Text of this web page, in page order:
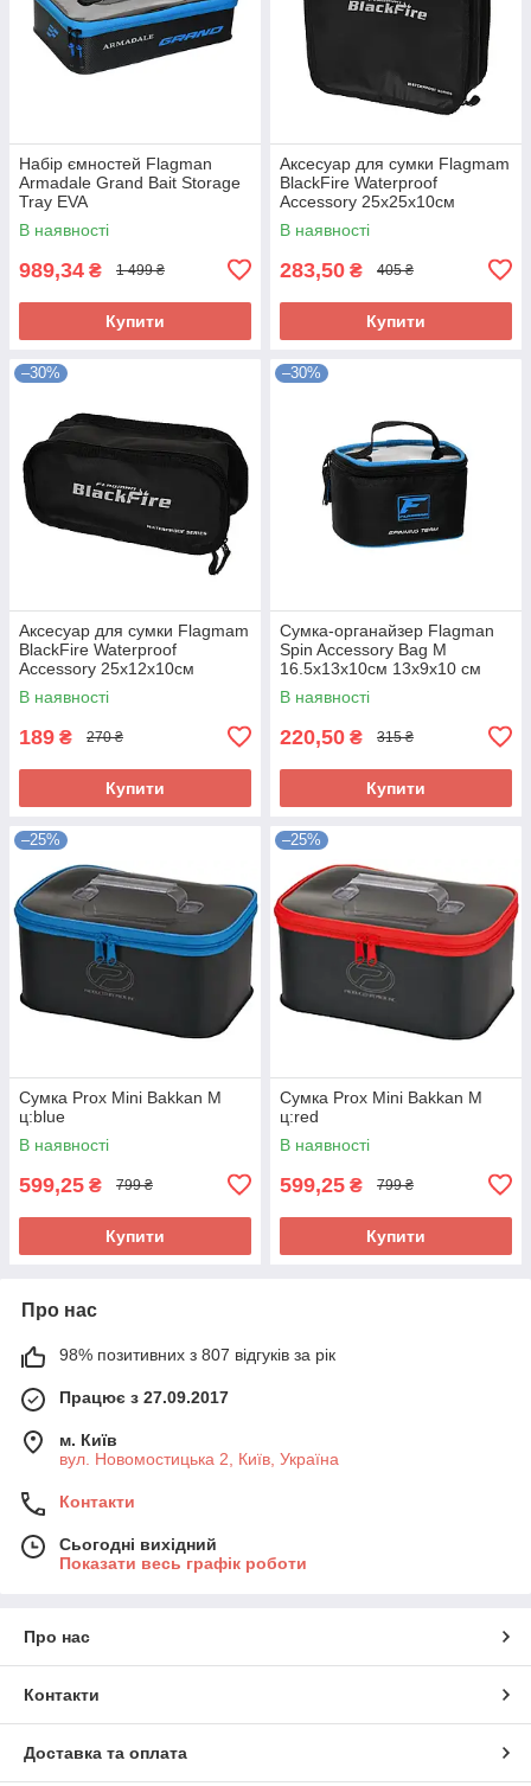
Набір ємностей Flagman
Armadale Grand Bait Storage
Tray EVA
В наявності
989,34 ₴ 1 499 ₴
Купити
Аксесуар для сумки Flagmam
BlackFire Waterproof
Accessory 25x25x10см
В наявності
283,50 ₴ 405 ₴
Купити
–30%
Аксесуар для сумки Flagmam
BlackFire Waterproof
Accessory 25x12x10см
В наявності
189 ₴ 270 ₴
Купити
–30%
Сумка-органайзер Flagman
Spin Accessory Bag M
16.5x13x10см 13x9x10 см
В наявності
220,50 ₴ 315 ₴
Купити
–25%
Сумка Prox Mini Bakkan M
ц:blue
В наявності
599,25 ₴ 799 ₴
Купити
–25%
Сумка Prox Mini Bakkan M
ц:red
В наявності
599,25 ₴ 799 ₴
Купити
Про нас
98% позитивних з 807 відгуків за рік
Працює з 27.09.2017
м. Київ
вул. Новомостицька 2, Київ, Україна
Контакти
Сьогодні вихідний
Показати весь графік роботи
Про нас
Контакти
Доставка та оплата